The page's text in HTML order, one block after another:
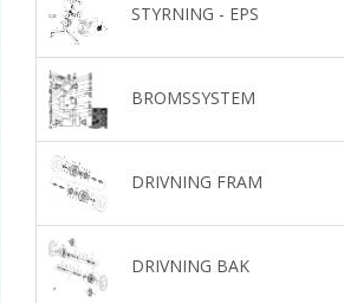
STYRNING - EPS
BROMSSYSTEM
DRIVNING FRAM
DRIVNING BAK